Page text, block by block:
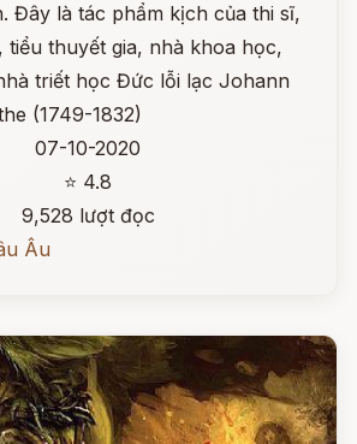
Đây là tác phẩm kịch của thi sĩ,
tiểu thuyết gia, nhà khoa học,
triết học Đức lỗi lạc Johann
(1749-1832)
07-10-2020
⭐ 4.8
9,528 lượt đọc
Âu